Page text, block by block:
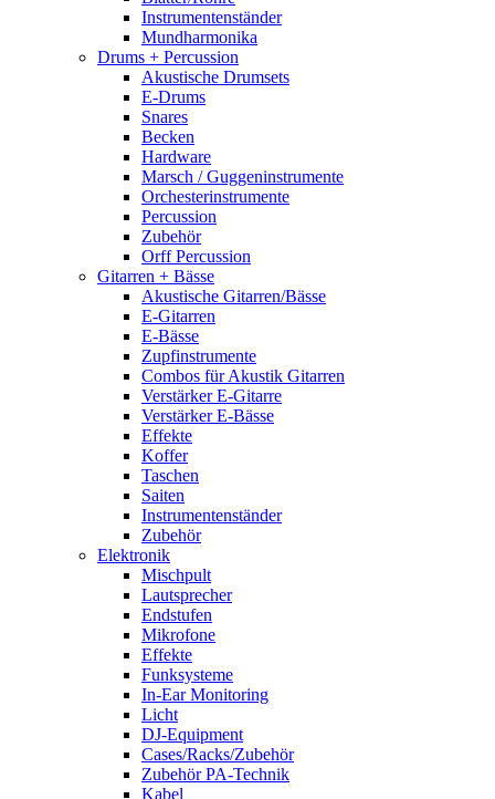
Instrumentenständer
Mundharmonika
Drums + Percussion
Akustische Drumsets
E-Drums
Snares
Becken
Hardware
Marsch / Guggeninstrumente
Orchesterinstrumente
Percussion
Zubehör
Orff Percussion
Gitarren + Bässe
Akustische Gitarren/Bässe
E-Gitarren
E-Bässe
Zupfinstrumente
Combos für Akustik Gitarren
Verstärker E-Gitarre
Verstärker E-Bässe
Effekte
Koffer
Taschen
Saiten
Instrumentenständer
Zubehör
Elektronik
Mischpult
Lautsprecher
Endstufen
Mikrofone
Effekte
Funksysteme
In-Ear Monitoring
Licht
DJ-Equipment
Cases/Racks/Zubehör
Zubehör PA-Technik
Kabel